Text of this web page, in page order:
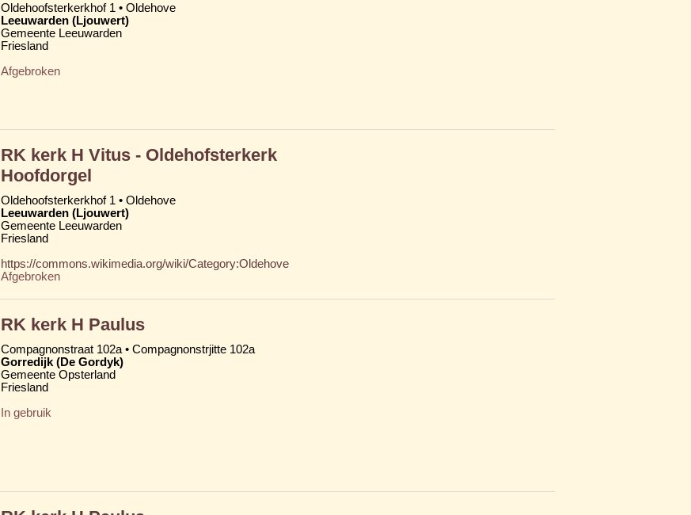
Oldehoofsterkerkhof 1 • Oldehove
Leeuwarden (Ljouwert)
Gemeente Leeuwarden
Friesland
Afgebroken
RK kerk H Vitus - Oldehofsterkerk
Hoofdorgel
Oldehoofsterkerkhof 1 • Oldehove
Leeuwarden (Ljouwert)
Gemeente Leeuwarden
Friesland
https://commons.wikimedia.org/wiki/Category:Oldehove
Afgebroken
RK kerk H Paulus
Compagnonstraat 102a • Compagnonstrjitte 102a
Gorredijk (De Gordyk)
Gemeente Opsterland
Friesland
In gebruik